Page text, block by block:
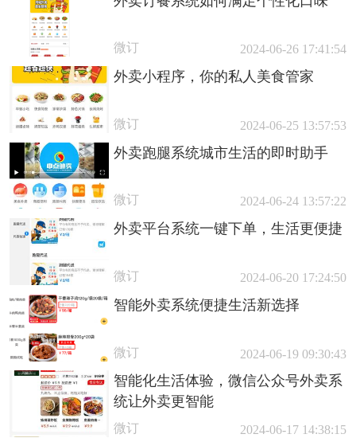
微订 2024-06-26 17:41:54
外卖小程序，你的私人美食管家
微订 2024-06-25 13:57:53
外卖跑腿系统城市生活的即时助手
微订 2024-06-24 13:57:22
外卖平台系统一键下单，生活更便捷
微订 2024-06-20 17:24:50
智能外卖系统便捷生活新选择
微订 2024-06-19 09:30:43
智能化生活体验，微信公众号外卖系
统让外卖更智能
微订 2024-06-17 14:38:15